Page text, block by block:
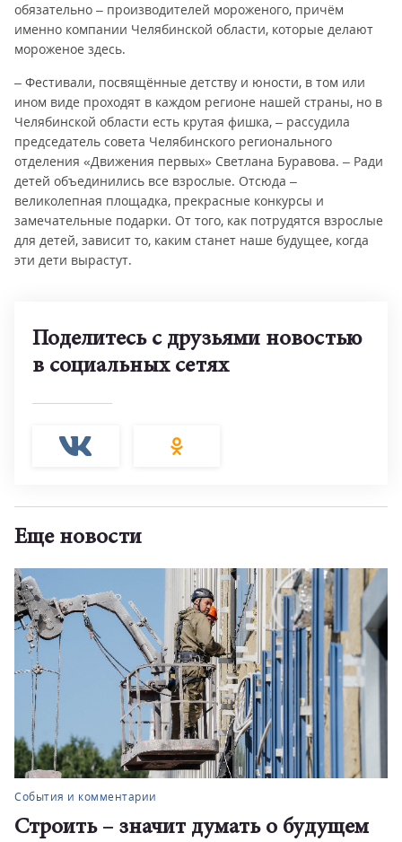
обязательно – производителей мороженого, причём
именно компании Челябинской области, которые делают
мороженое здесь.
– Фестивали, посвящённые детству и юности, в том или
ином виде проходят в каждом регионе нашей страны, но в
Челябинской области есть крутая фишка, – рассудила
председатель совета Челябинского регионального
отделения «Движения первых» Светлана Буравова. – Ради
детей объединились все взрослые. Отсюда –
великолепная площадка, прекрасные конкурсы и
замечательные подарки. От того, как потрудятся взрослые
для детей, зависит то, каким станет наше будущее, когда
эти дети вырастут.
Поделитесь с друзьями новостью
в социальных сетях
Еще новости
События и комментарии
Строить – значит думать о будущем